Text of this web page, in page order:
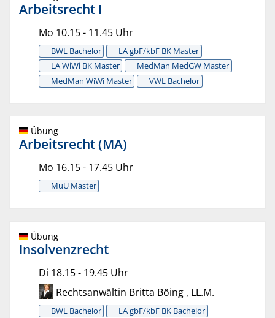
Arbeitsrecht I
Mo 10.15 - 11.45 Uhr
BWL Bachelor
LA gbF/kbF BK Master
LA WiWi BK Master
MedMan MedGW Master
MedMan WiWi Master
VWL Bachelor
Übung
Arbeitsrecht (MA)
Mo 16.15 - 17.45 Uhr
MuU Master
Übung
Insolvenzrecht
Di 18.15 - 19.45 Uhr
Rechtsanwältin Britta Böing , LL.M.
BWL Bachelor
LA gbF/kbF BK Bachelor